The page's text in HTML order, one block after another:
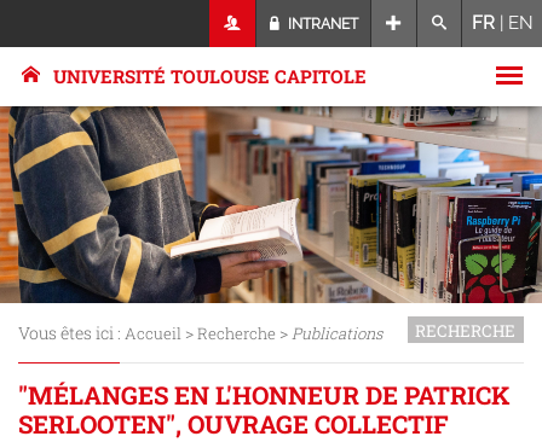
INTRANET FR | EN
UNIVERSITÉ TOULOUSE CAPITOLE
Vous êtes ici : Accueil >Recherche >Publications RECHERCHE
"MÉLANGES EN L'HONNEUR DE PATRICK
SERLOOTEN", OUVRAGE COLLECTIF